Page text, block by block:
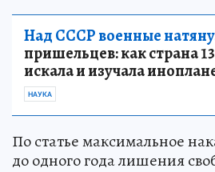
Над СССР военные
пришельцев: как страна
искала и изучала
НАУКА
По статье максимальное
до одного года лишения